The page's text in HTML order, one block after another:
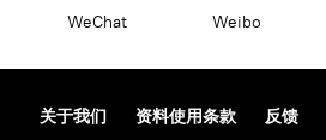
WeChat Weibo
关于我们 资料使用条款 反馈